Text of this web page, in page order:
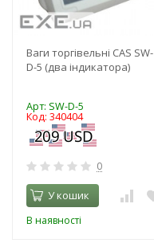
Ваги торгівельні CAS SW-
D-5 (два індикатора)
Арт: SW-D-5
Код: 340404
0
У кошик
В наявності